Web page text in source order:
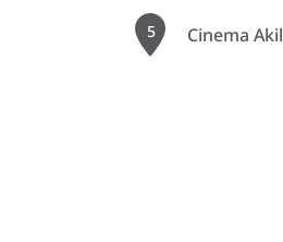
5 Cinema Akil